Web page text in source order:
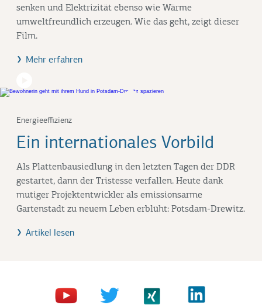
senken und Elektrizität ebenso wie Wärme
umweltfreundlich erzeugen. Wie das geht, zeigt dieser
Film.
Mehr erfahren
Energieeffizienz
Ein internationales Vorbild
Als Plattenbausiedlung in den letzten Tagen der DDR
gestartet, dann der Tristesse verfallen. Heute dank
mutiger Projektentwickler als emissionsarme
Gartenstadt zu neuem Leben erblüht: Potsdam-Drewitz.
Artikel lesen